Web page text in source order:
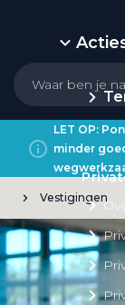
LET OP:
minder
Vestigingen